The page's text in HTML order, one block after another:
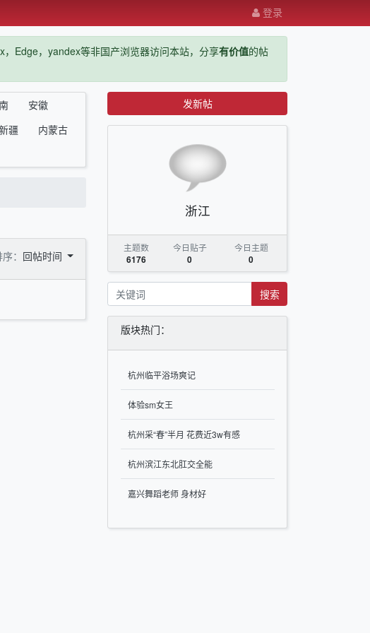
登录
Edge，yandex等非国产浏览器访问本站，分享有价值的帖
安徽
疆
内蒙古
： 回帖时间
发新帖
浙江
主题数
6176
今日贴子
0
今日主题
0
搜索
版块热门：
杭州临平浴场爽记
体验sm女王
杭州采“春”半月 花费近3w有感
杭州滨江东北肛交全能
嘉兴舞蹈老师 身材好